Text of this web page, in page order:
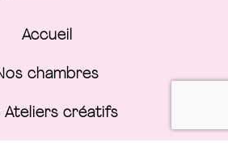
Accueil
chambres
Ateliers créatifs